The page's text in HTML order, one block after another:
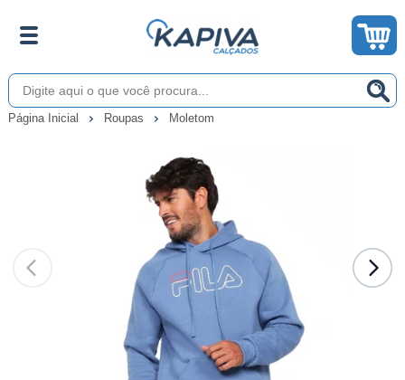
Página Inicial Roupas Moletom